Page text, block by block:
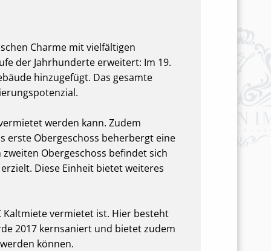
Charme mit vielfältigen
der Jahrhunderte erweitert: Im 19.
hinzugefügt. Das gesamte
werden kann. Zudem
erste Obergeschoss beherbergt eine
Obergeschoss befindet sich
Diese Einheit bietet weiteres
Kaltmiete vermietet ist. Hier besteht
2017 kernsaniert und bietet zudem
können.